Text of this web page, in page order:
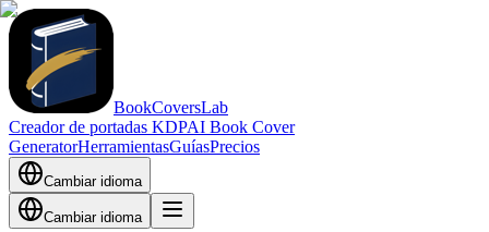
BookCoversLab
Creador de portadas KDPAI Book Cover
GeneratorHerramientasGuíasPrecios
Cambiar idioma
Cambiar idioma